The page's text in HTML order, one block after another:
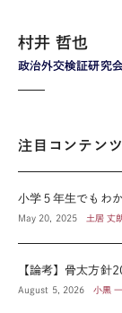
政治外交検証研究
村井 哲也
注目コンテンツ
小学５年生でもわ
May 20, 2025 土居 丈
【論考】骨太方針
August 5, 2026 小黒